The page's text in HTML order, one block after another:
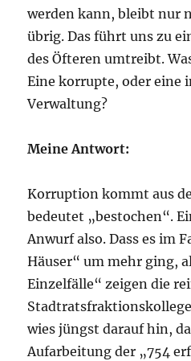
werden kann, bleibt nur
übrig. Das führt uns zu
des Öfteren umtreibt.
Eine korrupte, oder eine
Verwaltung?
Meine Antwort:
Korruption kommt aus
bedeutet „bestochen“.
Anwurf also. Dass es im
Häuser“ um mehr ging,
Einzelfälle“ zeigen die
wies jüngst darauf hin,
Aufarbeitung der „754